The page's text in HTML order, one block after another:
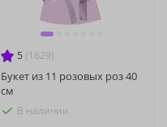
5 (1629)
Букет из 11 розовых роз 40
см
В наличии